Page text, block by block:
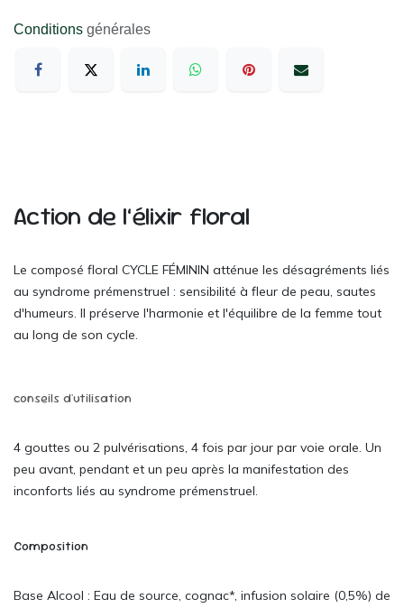
Conditions générales
Action de l’élixir floral
Le composé floral CYCLE FÉMININ atténue les désagréments liés
au syndrome prémenstruel : sensibilité à fleur de peau, sautes
d'humeurs. Il préserve l'harmonie et l'équilibre de la femme tout
au long de son cycle.
conseils d'utilisation
4 gouttes ou 2 pulvérisations, 4 fois par jour par voie orale. Un
peu avant, pendant et un peu après la manifestation des
inconforts liés au syndrome prémenstruel.
Composition
Base Alcool : Eau de source, cognac*, infusion solaire (0,5%) de